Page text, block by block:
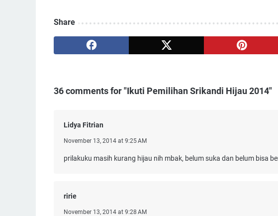
Share
36 comments for "Ikuti Pemilihan Srikandi Hijau 2014"
Lidya Fitrian
November 13, 2014 at 9:25 AM
prilakuku masih kurang hijau nih mbak, belum suka dan belum bisa
ririe
November 13, 2014 at 9:28 AM